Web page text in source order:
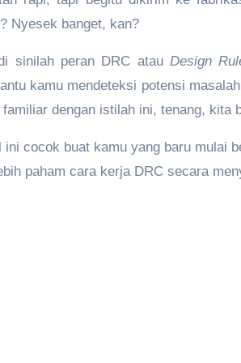
Nyesek banget, kan?
sinilah peran DRC atauDesign
kamu mendeteksi potensi
familiar dengan istilah ini, tenang, kita
ini cocok buat kamu yang baru mulai
paham cara kerja DRC secara